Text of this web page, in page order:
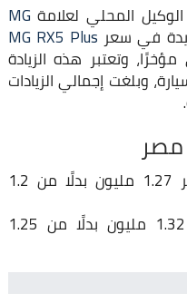
المحلي لعلامة MG
في سعر MG RX5 Plus
وتعتبر هذه الزيادة
وبلغت إجمالي الزيادات
الفئة الأولى Comfort بسعر 1.27 مليون بدلًا من 1.2
الفئة الثانية Luxury بسعر 1.32 مليون بدلًا من 1.25